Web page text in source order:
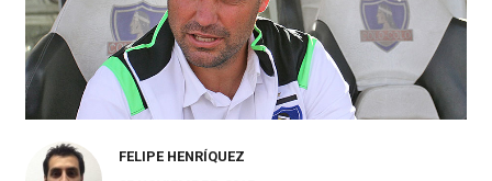
FELIPE HENRÍQUEZ